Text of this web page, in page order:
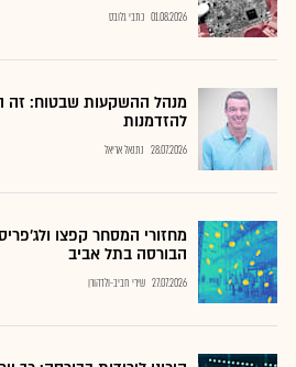
01.08.2026 כתבי גלובס
מנהל ההשקעות שבטוח: זה
להזדמנות
28.07.2026 נתנאל אריאל
מחזורי המסחר קפצו
הבורסה בתל אביב
27.07.2026 שירי חביב-ולדהורן